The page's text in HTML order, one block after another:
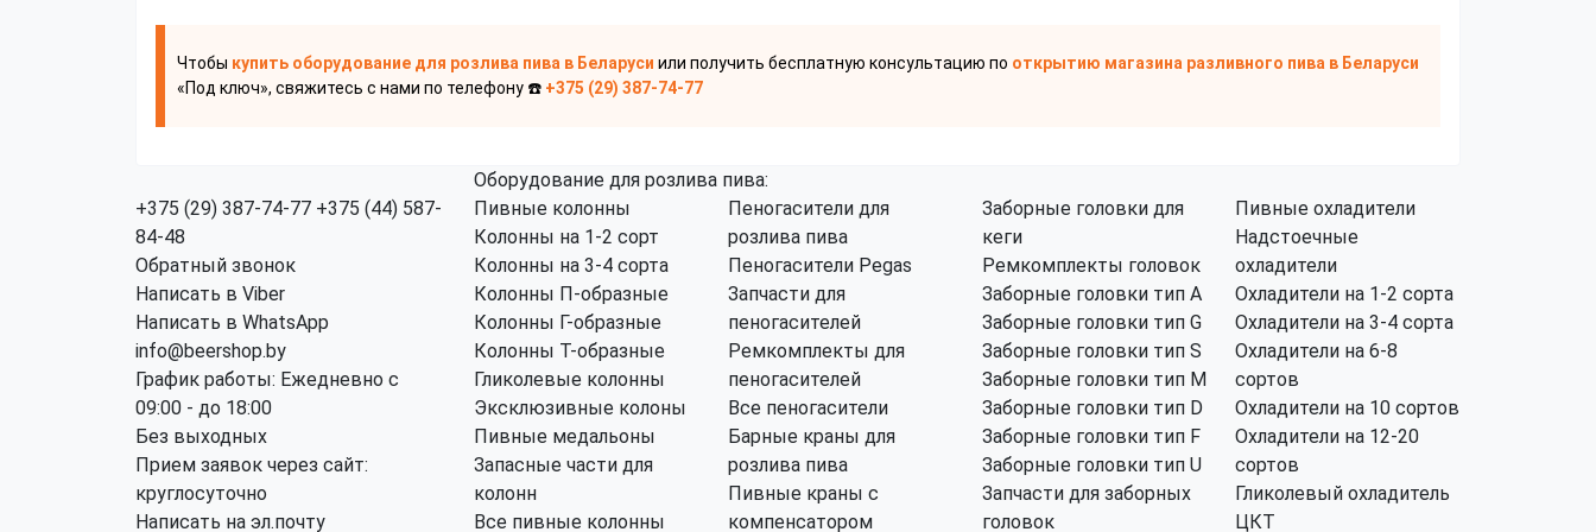
Чтобы купить оборудование для розлива пива в Беларуси или получить бесплатную консультацию по открытию магазина разливного пива в Беларуси
«Под ключ», свяжитесь с нами по телефону ☎️ +375 (29) 387-74-77
+375 (29) 387-74-77 +375 (44) 587-
84-48
Обратный звонок
Написать в Viber
Написать в WhatsApp
info@beershop.by
График работы: Ежедневно с
09:00 - до 18:00
Без выходных
Прием заявок через сайт:
круглосуточно
Написать на эл.почту
Оборудование для розлива пива:
Пивные колонны
Колонны на 1-2 сорт
Колонны на 3-4 сорта
Колонны П-образные
Колонны Г-образные
Колонны Т-образные
Гликолевые колонны
Эксклюзивные колоны
Пивные медальоны
Запасные части для
колонн
Все пивные колонны
Пеногасители для
розлива пива
Пеногасители Pegas
Запчасти для
пеногасителей
Ремкомплекты для
пеногасителей
Все пеногасители
Барные краны для
розлива пива
Пивные краны с
компенсатором
Заборные головки для
кеги
Ремкомплекты головок
Заборные головки тип А
Заборные головки тип G
Заборные головки тип S
Заборные головки тип M
Заборные головки тип D
Заборные головки тип F
Заборные головки тип U
Запчасти для заборных
головок
Пивные охладители
Надстоечные
охладители
Охладители на 1-2 сорта
Охладители на 3-4 сорта
Охладители на 6-8
сортов
Охладители на 10 сортов
Охладители на 12-20
сортов
Гликолевый охладитель
ЦКТ